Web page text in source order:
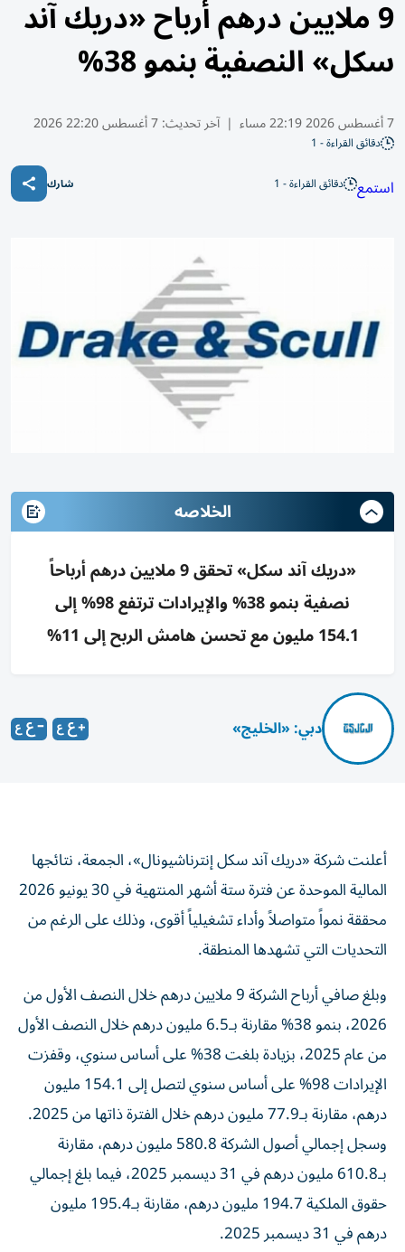
9 ملايين درهم أرباح «دريك آند
سكل» النصفية بنمو 38%
7 أغسطس 2026 22:19 مساء | آخر تحديث:7 أغسطس 22:20 2026
دقائق القراءة - 1
استمع دقائق القراءة - 1 شارك
الخلاصه
«دريك آند سكل» تحقق 9 ملايين درهم أرباحاً
نصفية بنمو 38% والإيرادات ترتفع 98% إلى
154.1 مليون مع تحسن هامش الربح إلى 11%
دبي: «الخليج»
أعلنت شركة «دريك آند سكل إنترناشيونال»، الجمعة، نتائجها
المالية الموحدة عن فترة ستة أشهر المنتهية في 30 يونيو 2026
محققة نمواً متواصلاً وأداء تشغيلياً أقوى، وذلك على الرغم من
التحديات التي تشهدها المنطقة.
وبلغ صافي أرباح الشركة 9 ملايين درهم خلال النصف الأول من
2026، بنمو 38% مقارنة بـ6.5 مليون درهم خلال النصف الأول
من عام 2025، بزيادة بلغت 38% على أساس سنوي، وقفزت
الإيرادات 98% على أساس سنوي لتصل إلى 154.1 مليون
درهم، مقارنة بـ77.9 مليون درهم خلال الفترة ذاتها من 2025.
وسجل إجمالي أصول الشركة 580.8 مليون درهم، مقارنة
بـ610.8 مليون درهم في 31 ديسمبر 2025، فيما بلغ إجمالي
حقوق الملكية 194.7 مليون درهم، مقارنة بـ195.4 مليون
درهم في 31 ديسمبر 2025.